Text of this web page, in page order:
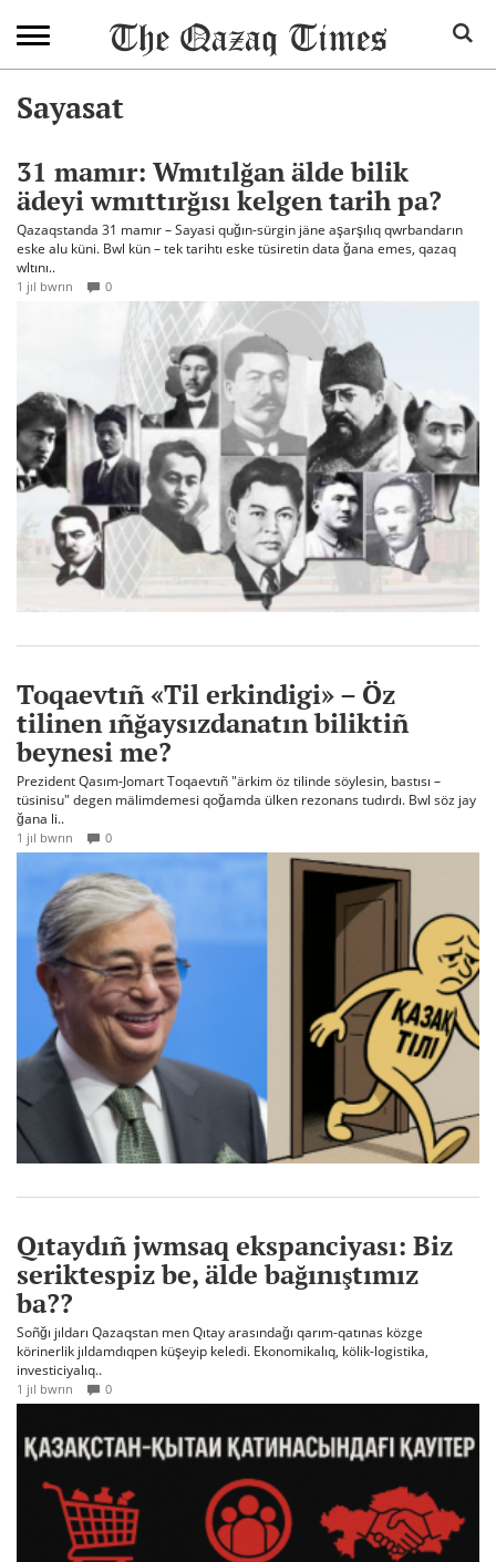
Sayasat
31 mamır: Wmıtılğan älde bilik
ädeyi wmıttırğısı kelgen tarih pa?
Qazaqstanda 31 mamır – Sayasi quğın-sürgin jäne aşarşılıq qwrbandarın
eske alu küni. Bwl kün – tek tarihtı eske tüsiretin data ğana emes, qazaq
wltını..
1 jıl bwrın 0
Toqaevtıñ «Til erkindigi» – Öz
tilinen ıñğaysızdanatın biliktiñ
beynesi me?
Prezident Qasım-Jomart Toqaevtıñ "ärkim öz tilinde söylesin, bastısı –
tüsinisu" degen mälimdemesi qoğamda ülken rezonans tudırdı. Bwl söz jay
ğana li..
1 jıl bwrın 0
Qıtaydıñ jwmsaq ekspanciyası: Biz
seriktespiz be, älde bağınıştımız
ba??
Soñğı jıldarı Qazaqstan men Qıtay arasındağı qarım-qatınas közge
körinerlik jıldamdıqpen küşeyip keledi. Ekonomikalıq, kölik-logistika,
investiciyalıq..
1 jıl bwrın 0